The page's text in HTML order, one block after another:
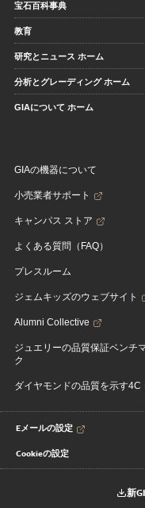
宝石百科事典
教育
研究とニュース ホーム
分析とグレーディング ホーム
GIAについて ホーム
GIAの機器について
小売業者サポート
キャンパス ストア
よくある質問（FAQ）
プレスルーム
ジェムキッズのウェブサイト
Alumni Collective
ジュエリーの品質保証ベンチ
ク
ダイヤモンドの品質を示す4C
Eメールの設定
Cookieの設定
新